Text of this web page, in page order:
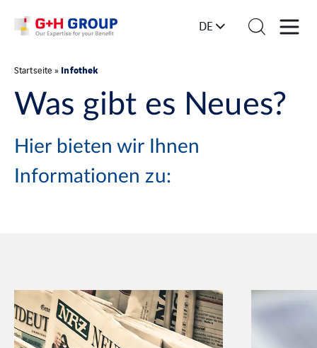
DE
Startseite » Infothek
Was gibt es Neues?
Hier bieten wir Ihnen
Informationen zu: